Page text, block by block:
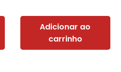
Adicionar ao
carrinho